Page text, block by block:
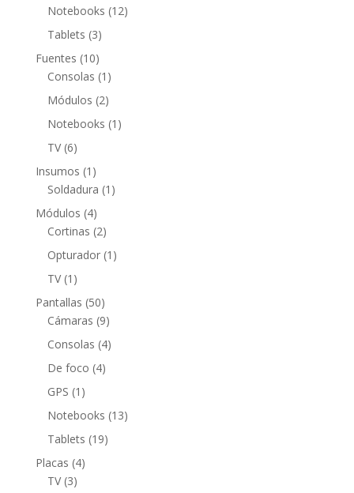
Notebooks 1212
Tablets 33
productos
Fuentes 1010
productos
Consolas 1 1
producto
Módulos 22
productos
Notebooks 1 1
TV 66
productos
Insumos 1 1
producto
Soldadura 1 1
Módulos 44
productos
Cortinas 22
productos
Opturador 1 1
TV 1 1
producto
Pantallas 5050
productos
Cámaras 99
productos
Consolas 44
De foco 44
GPS 1 1
producto
Notebooks 1313
Tablets 1919
Placas 44
TV 33